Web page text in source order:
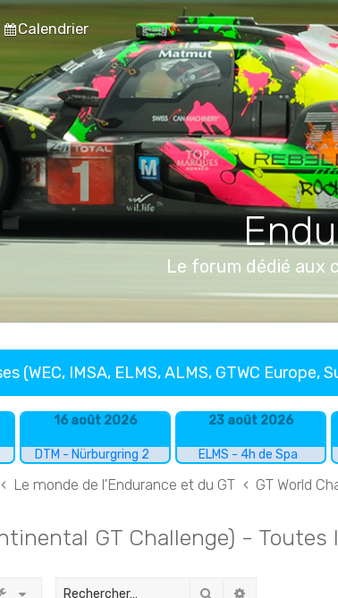
Calendrier
Le forum dédié aux
(WEC, IMSA, ELMS, ALMS, GTWC Europe,
16 août 2026
DTM - Nürburgring 2
23 août 2026
ELMS - 4h de Spa
Le monde de l'Endurance et du GT GT World
GT Challenge) - Toutes
Rechercher